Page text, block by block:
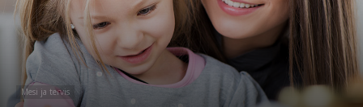
Mesi ja tervis